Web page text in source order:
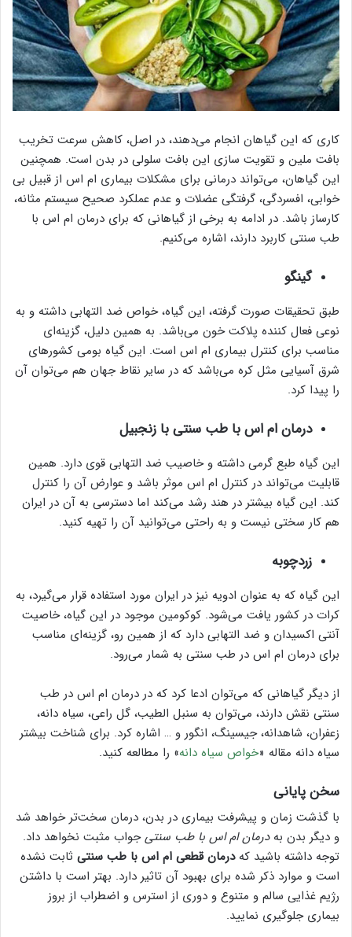
کاری که این گیاهان انجام می‌دهند، در اصل، کاهش سرعت تخریب
بافت ملین و تقویت سازی این بافت سلولی در بدن است. همچنین
این گیاهان، می‌تواند درمانی برای مشکلات بیماری ام اس از قبیل بی
خوابی، افسردگی، گرفتگی عضلات و عدم عملکرد صحیح سیستم مثانه،
کارساز باشد. در ادامه به برخی از گیاهانی که برای درمان ام اس با
طب سنتی کاربرد دارند، اشاره می‌کنیم.
گینگو
طبق تحقیقات صورت گرفته، این گیاه، خواص ضد التهابی داشته و به
نوعی فعال کننده پلاکت خون می‌باشد. به همین دلیل، گزینه‌ای
مناسب برای کنترل بیماری ام اس است. این گیاه بومی کشور‌های
شرق آسیایی مثل کره می‌باشد که در سایر نقاط جهان هم می‌توان آن
را پیدا کرد.
درمان ام اس با طب سنتی با زنجبیل
این گیاه طبع گرمی داشته و خاصیب ضد التهابی قوی دارد. همین
قابلیت می‌تواند در کنترل ام اس موثر باشد و عوارض آن را کنترل
کند. این گیاه بیشتر در هند رشد می‌کند اما دسترسی به آن در ایران
هم کار سختی نیست و به راحتی می‌توانید آن را تهیه کنید.
زردچوبه
این گیاه که به عنوان ادویه نیز در ایران مورد استفاده قرار می‌گیرد، به
کرات در کشور یافت می‌شود. کوکومین موجود در این گیاه، خاصیت
آنتی اکسیدان و ضد التهابی دارد که از همین رو، گزینه‌ای مناسب
برای درمان ام اس در طب سنتی به شمار می‌رود.
از دیگر گیاهانی که می‌توان ادعا کرد که در درمان ام اس در طب
سنتی نقش دارند، می‌توان به سنبل الطیب، گل راعی، سیاه دانه،
زعفران، شاهدانه، جیسینگ، انگور و … اشاره کرد. برای شناخت بیشتر
سیاه دانه مقاله «خواص سیاه دانه» را مطالعه کنید.
سخن پایانی
با گذشت زمان و پیشرفت بیماری در بدن، درمان سخت‌تر خواهد شد
و دیگر بدن بهدرمان ام اس با طب سنتیجواب مثبت نخواهد داد.
توجه داشته باشید کهدرمان قطعی ام اس با طب سنتی ثابت نشده
است و موارد ذکر شده برای بهبود آن تاثیر دارد. بهتر است با داشتن
رژیم غذایی سالم و متنوع و دوری از استرس و اضطراب از بروز
بیماری جلوگیری نمایید.